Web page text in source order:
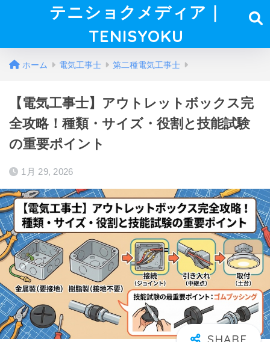
テニショクメディア｜
TENISYOKU
ホーム 電気工事士 第二種電気工事士
【電気工事士】アウトレットボックス完
全攻略！種類・サイズ・役割と技能試験
の重要ポイント
1月 29, 2026